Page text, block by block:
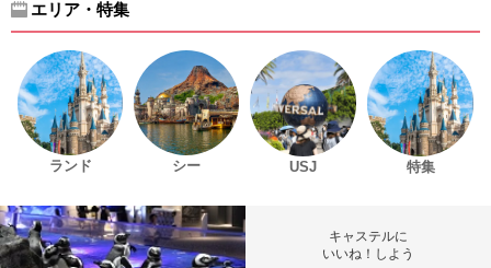
エリア・特集
ランド シー USJ 特集
キャステルに
いいね！しよう